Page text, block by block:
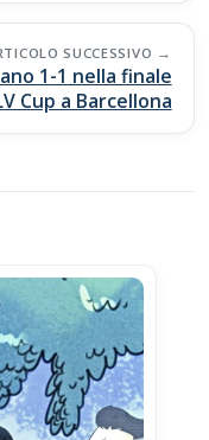
SUCCESSIVO
1-1 nella finale
Cup a Barcellona